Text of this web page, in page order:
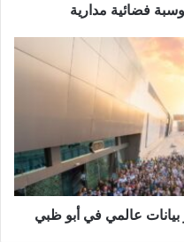
فضائية مدارية
بيانات عالمي في أبو ظبي